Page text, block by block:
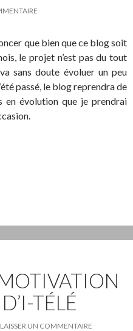
que bien que ce blog soit
le projet n’est pas du tout
sans doute évoluer un peu
passé, le blog reprendra de
en évolution que je prendrai
TÉLÉ
LAISSER UN COMMENTAIRE